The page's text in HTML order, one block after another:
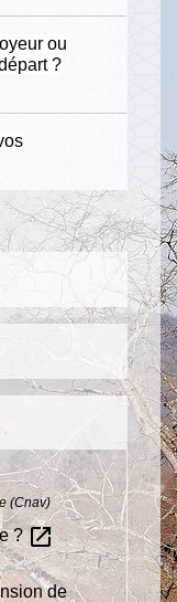
ou
?
(Cnav)
?open_in_new
de